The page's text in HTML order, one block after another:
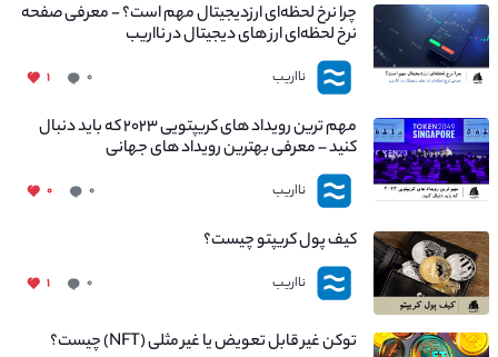
چرا نرخ لحظه‌ای ارزدیجیتال مهم است؟ - معرفی صفحه
نرخ لحظه‌ای ارز های دیجیتال در نااریب
نااریب ۰ ۱
مهم ترین رویداد های کریپتویی ۲۰۲۳ که باید دنبال
کنید – معرفی بهترین رویداد های جهانی
نااریب ۰ ۰
کیف پول کریپتو چیست؟
نااریب ۰ ۱
توکن غیر قابل تعویض یا غیر مثلی (NFT) چیست؟